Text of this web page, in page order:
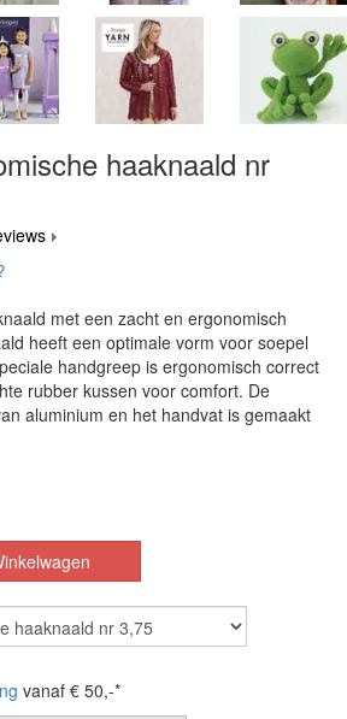
haaknaald nr
met een zacht en ergonomisch
heeft een optimale vorm voor soepel
handgreep is ergonomisch correct
rubber kussen voor comfort. De
aluminium en het handvat is gemaakt
vanaf € 50,-*